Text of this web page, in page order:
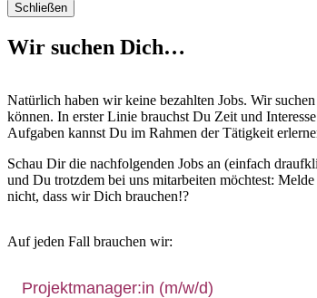
Schließen
Wir suchen Dich…
Natürlich haben wir keine bezahlten Jobs. Wir
können. In erster Linie brauchst Du Zeit und
Aufgaben kannst Du im Rahmen der Tätigkeit
Schau Dir die nachfolgenden Jobs an (einfach
und Du trotzdem bei uns mitarbeiten möchtest:
nicht, dass wir Dich brauchen!?
Auf jeden Fall brauchen wir:
Projektmanager:in (m/w/d)